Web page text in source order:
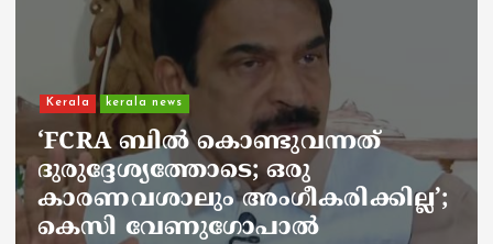
kerala news
ചാലിശേരിയില്‍ സര്‍ക്കാര്‍
ജനകീയ ആരോഗ്യകേന്ദ്രത്തില്‍
നഴ്സിന് അണലിയുടെ കടിയേറ്റു;
അണലിയുടെ കടിയേറ്റത്
ഡ്യൂട്ടിക്കിടെ